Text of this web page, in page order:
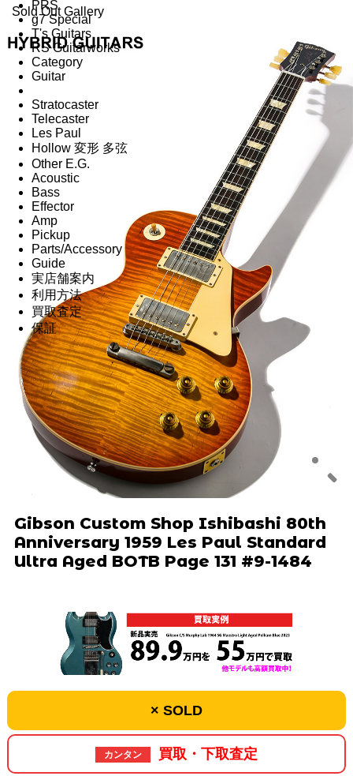
PRS
g7 Special
T's Guitars
RS Guitarworks
Category
Guitar
Stratocaster
Telecaster
Les Paul
Hollow 変形 多弦
Other E.G.
Acoustic
Bass
Effector
Amp
Pickup
Parts/Accessory
Guide
実店舗案内
利用方法
買取査定
保証
Sold Out Gallery
Gibson Custom Shop Ishibashi 80th
Anniversary 1959 Les Paul Standard
Ultra Aged BOTB Page 131 #9-1484
× SOLD
カンタン 買取・下取査定